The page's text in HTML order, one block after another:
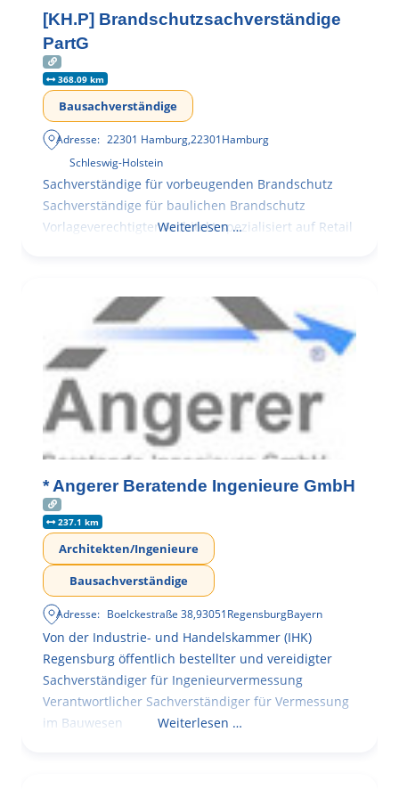
[KH.P] Brandschutzsachverständige
PartG
368.09 km
Bausachverständige
Adresse: 22301 Hamburg,22301Hamburg
Schleswig-Holstein
Sachverständige für vorbeugenden Brandschutz
Sachverständige für baulichen Brandschutz
Vorlageverechtigter Architekt spezialisiert auf Retail
Weiterlesen …
* Angerer Beratende Ingenieure GmbH
237.1 km
Architekten/Ingenieure
Bausachverständige
Adresse: Boelckestraße 38,93051RegensburgBayern
Von der Industrie- und Handelskammer (IHK)
Regensburg öffentlich bestellter und vereidigter
Sachverständiger für Ingenieurvermessung
Verantwortlicher Sachverständiger für Vermessung
im Bauwesen
Weiterlesen …